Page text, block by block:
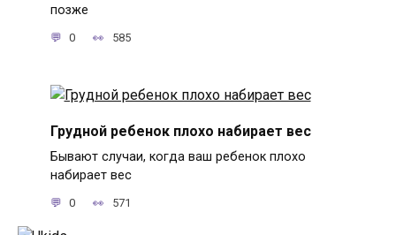
позже
0 585
Грудной ребенок плохо набирает вес
Бывают случаи, когда ваш ребенок плохо
набирает вес
0 571